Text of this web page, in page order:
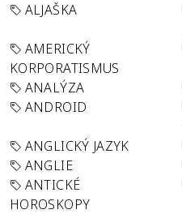
ALJAŠKA
AMERICKÝ
KORPORATISMUS
ANALÝZA
ANDROID
ANGLICKÝ JAZYK
ANGLIE
ANTICKÉ
HOROSKOPY